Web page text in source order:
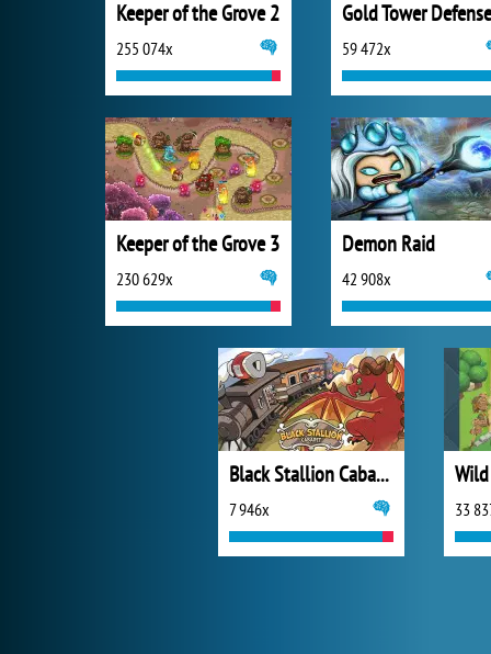
Keeper of the Grove 2
255 074x
Gold Tower Defense
59 472x
Keeper of the Grove 3
230 629x
Demon Raid
42 908x
Black Stallion Cabaret
7 946x 33